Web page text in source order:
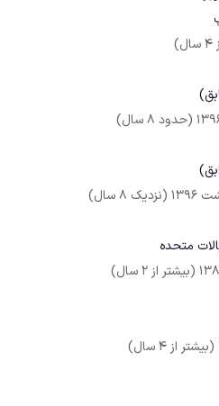
(حدود 8 سال)
(نزدیک 8 سال)
(بیشتر از 2 سال)
(بیشتر از 4 سال)